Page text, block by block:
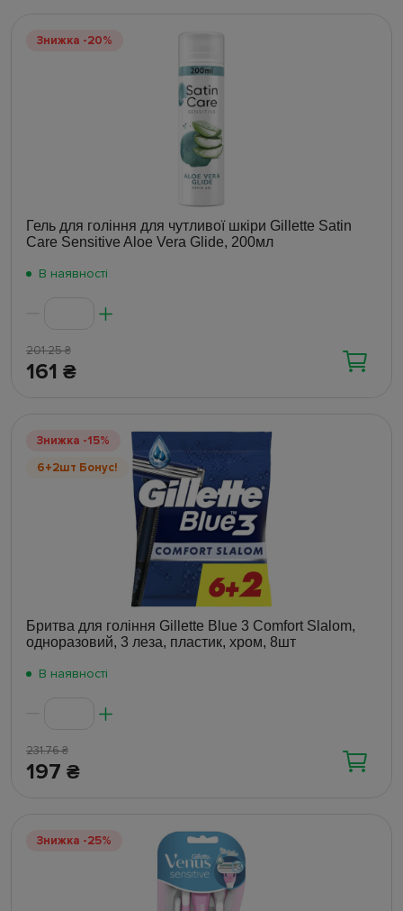
Знижка -20%
Гель для гоління для чутливої шкіри Gillette Satin
Care Sensitive Aloe Vera Glide, 200мл
В наявності
201.25₴
161 ₴
Знижка -15%
6+2шт Бонус!
Бритва для гоління Gillette Blue 3 Comfort Slalom,
одноразовий, 3 леза, пластик, хром, 8шт
В наявності
231.76₴
197 ₴
Знижка -25%